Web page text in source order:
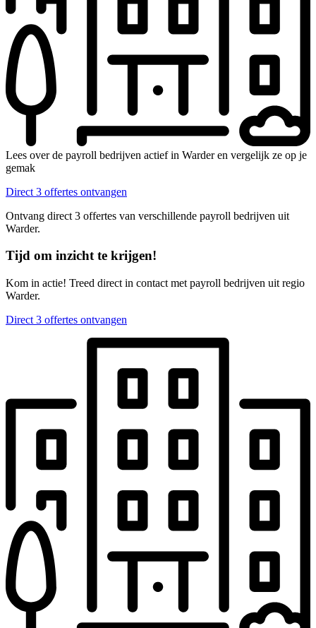
Lees over de payroll bedrijven actief in Warder en vergelijk ze op je
gemak
Direct 3 offertes ontvangen
Ontvang direct 3 offertes van verschillende payroll bedrijven uit
Warder.
Tijd om inzicht te krijgen!
Kom in actie! Treed direct in contact met payroll bedrijven uit regio
Warder.
Direct 3 offertes ontvangen